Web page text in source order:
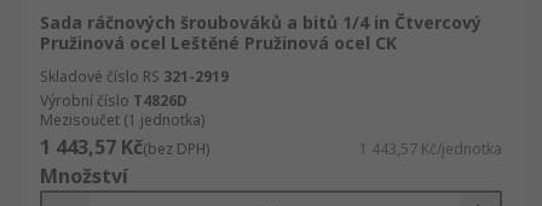
Sada ráčnových šroubováků a bitů 1/4 in Čtvercový
Pružinová ocel Leštěné Pružinová ocel CK
Skladové číslo RS 321-2919
Výrobní číslo T4826D
Mezisoučet (1 jednotka)
1 443,57 Kč(bez DPH) 1 443,57 Kč/jednotka
Množství